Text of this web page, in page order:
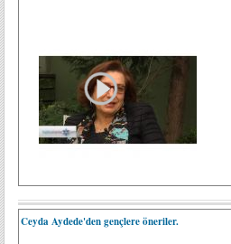
Ceyda Aydede'den gençlere öneriler.